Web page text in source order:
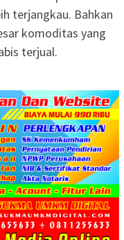
terjangkau. Bahkan
komoditas yang
terjual.